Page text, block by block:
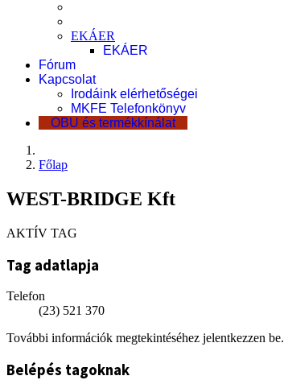
EKÁER
EKÁER
Fórum
Kapcsolat
Irodáink elérhetőségei
MKFE Telefonkönyv
OBU és termékkínálat
Főlap
WEST-BRIDGE Kft
AKTÍV TAG
Tag adatlapja
Telefon
(23) 521 370
További információk megtekintéséhez jelentkezzen be.
Belépés tagoknak